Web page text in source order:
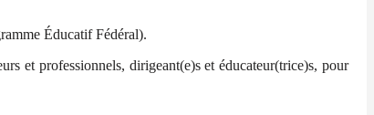
Éducatif Fédéral).
et professionnels, dirigeant(e)s et éducateur(trice)s, pour